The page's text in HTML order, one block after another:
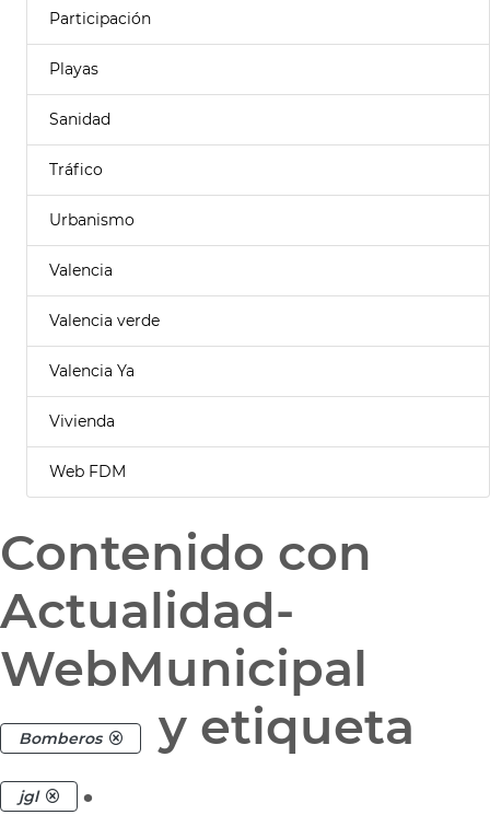
Participación
Playas
Sanidad
Tráfico
Urbanismo
Valencia
Valencia verde
Valencia Ya
Vivienda
Web FDM
Contenido con
Actualidad-
WebMunicipal
Bomberos y etiqueta
jgl .